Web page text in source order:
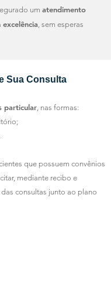
um atendimento
excelência, sem esperas
Sua Consulta
particular, nas formas:
que possuem convênios
mediante recibo e
consultas junto ao plano